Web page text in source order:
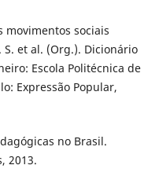
movimentos sociais
S. et al. (Org.). Dicionário
Escola Politécnica de
Expressão Popular,
no Brasil.
2013.